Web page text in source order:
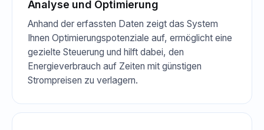
Analyse und Optimierung
Anhand der erfassten Daten zeigt das System
Ihnen Optimierungspotenziale auf, ermöglicht eine
gezielte Steuerung und hilft dabei, den
Energieverbrauch auf Zeiten mit günstigen
Strompreisen zu verlagern.